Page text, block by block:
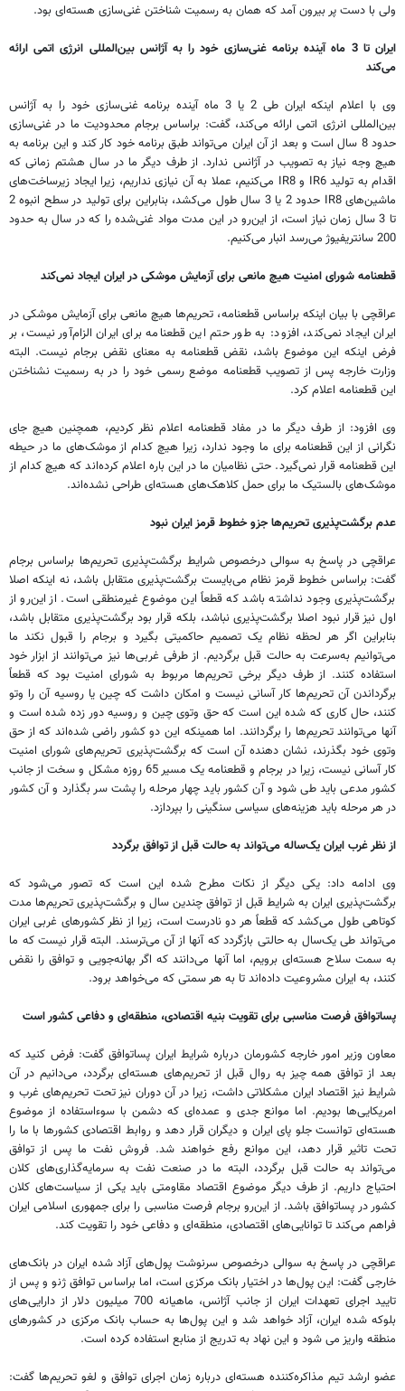
ولی با دست پر بیرون آمد که همان به رسمیت شناختن غنی‌سازی هسته‌ای بود.
ایران تا 3 ماه آینده برنامه غنی‌سازی خود را به آژانس بین‌المللی انرژی اتمی ارائه
می‌کند
وی با اعلام اینکه ایران طی 2 یا 3 ماه آینده برنامه غنی‌سازی خود را به آژانس
بین‌المللی انرژی اتمی ارائه می‌کند، گفت: براساس برجام محدودیت ما در غنی‌سازی
حدود 8 سال است و بعد از آن ایران می‌تواند طبق برنامه خود کار کند و این برنامه به
هیچ وجه نیاز به تصویب در آژانس ندارد. از طرف دیگر ما در سال هشتم زمانی که
اقدام به تولید IR6 و IR8 می‌کنیم، عملا به آن نیازی نداریم، زیرا ایجاد زیرساخت‌های
ماشین‌های IR8 حدود 2 یا 3 سال طول می‌کشد، بنابراین برای تولید در سطح انبوه 2
تا 3 سال زمان نیاز است،‌ از این‌رو در این مدت مواد غنی‌شده را که در سال به حدود
200 سانتریفیوژ می‌رسد انبار می‌کنیم.
قطعنامه شورای امنیت هیچ مانعی برای آزمایش موشکی در ایران ایجاد نمی‌کند
عراقچی با بیان اینکه براساس قطعنامه، تحریم‌ها هیچ مانعی برای آزمایش موشکی در
ایران ایجاد نمی‌کند، افزود: به طور حتم این قطعنامه برای ایران الزام‌آور نیست،‌ بر
فرض اینکه این موضوع باشد، نقض قطعنامه به معنای نقض برجام نیست. البته
وزارت خارجه پس از تصویب قطعنامه موضع رسمی خود را در به رسمیت نشناختن
این قطعنامه اعلام کرد.
وی افزود: از طرف دیگر ما در مفاد قطعنامه اعلام نظر کردیم، همچنین هیچ جای
نگرانی از این قطعنامه برای ما وجود ندارد، زیرا هیچ کدام از موشک‌های ما در حیطه
این قطعنامه قرار نمی‌گیرد. حتی نظامیان ما در این باره اعلام کرده‌اند که هیچ کدام از
موشک‌های بالستیک ما برای حمل کلاهک‌های هسته‌ای طراحی نشده‌اند.
عدم برگشت‌پذیری تحریم‌ها جزو خطوط قرمز ایران نبود
عراقچی در پاسخ به سوالی درخصوص شرایط برگشت‌پذیری تحریم‌ها براساس برجام
گفت: براساس خطوط قرمز نظام می‌بایست برگشت‌پذیری متقابل باشد، نه اینکه اصلا
برگشت‌پذیری وجود نداشته باشد که قطعاً این موضوع غیرمنطقی است. از این‌رو از
اول نیز قرار نبود اصلا برگشت‌پذیری نباشد، بلکه قرار بود برگشت‌پذیری متقابل باشد،
بنابراین اگر هر لحظه نظام یک تصمیم حاکمیتی بگیرد و برجام را قبول نکند ما
می‌توانیم به‌سرعت به حالت قبل برگردیم. از طرفی غربی‌ها نیز می‌توانند از ابزار خود
استفاده کنند. از طرف دیگر برخی تحریم‌ها مربوط به شورای امنیت بود که قطعاً
برگرداندن آن تحریم‌ها کار آسانی نیست و امکان داشت که چین یا روسیه آن را وتو
کنند، حال کاری که شده این است که حق وتوی چین و روسیه دور زده شده است و
آنها می‌توانند تحریم‌ها را برگردانند. اما همینکه این دو کشور راضی شده‌اند که از حق
وتوی خود بگذرند، نشان دهنده آن است که برگشت‌پذیری تحریم‌های شورای امنیت
کار آسانی نیست، زیرا در برجام و قطعنامه یک مسیر 65 روزه مشکل و سخت از جانب
کشور مدعی باید طی شود و آن کشور باید چهار مرحله را پشت‌ سر بگذارد و آن کشور
در هر مرحله باید هزینه‌های سیاسی سنگینی را بپردازد.
از نظر غرب ایران یک‌ساله می‌تواند به حالت قبل از توافق برگردد
وی ادامه داد: یکی دیگر از نکات مطرح شده این است که تصور می‌شود که
برگشت‌پذیری ایران به شرایط قبل از توافق چندین سال و برگشت‌پذیری تحریم‌ها مدت
کوتاهی طول می‌کشد که قطعاً‌ هر دو نادرست است، زیرا از نظر کشورهای غربی ایران
می‌تواند طی یک‌سال به حالتی بازگردد که آنها از آن می‌ترسند. البته قرار نیست که ما
به سمت سلاح هسته‌ای برویم، اما آنها می‌دانند که اگر بهانه‌جویی و توافق را نقض
کنند، به ایران مشروعیت داده‌اند تا به هر سمتی که می‌خواهد برود.
پساتوافق فرصت مناسبی برای تقویت بنیه اقتصادی، منطقه‌ای و دفاعی کشور است
معاون وزیر امور خارجه کشورمان درباره شرایط ایران پساتوافق گفت: فرض کنید که
بعد از توافق همه چیز به روال قبل از تحریم‌های هسته‌ای برگردد، می‌دانیم در آن
شرایط نیز اقتصاد ایران مشکلاتی داشت، زیرا در آن دوران نیز تحت تحریم‌های غرب و
امریکایی‌ها بودیم. اما موانع جدی و عمده‌ای که دشمن با سوءاستفاده از موضوع
هسته‌ای توانست جلو پای ایران و دیگران قرار دهد و روابط اقتصادی کشورها با ما را
تحت تاثیر قرار دهد، این موانع رفع خواهند شد. فروش نفت ما پس از توافق
می‌تواند به حالت قبل برگردد، البته ما در صنعت نفت به سرمایه‌گذاری‌های کلان
احتیاج داریم. از طرف دیگر موضوع اقتصاد مقاومتی باید یکی از سیاست‌های کلان
کشور در پساتوافق باشد. از این‌رو برجام فرصت مناسبی را برای جمهوری اسلامی ایران
فراهم می‌کند تا توانایی‌های اقتصادی، منطقه‌ای و دفاعی خود را تقویت کند.
عراقچی در پاسخ به سوالی درخصوص سرنوشت پول‌های آزاد شده ایران در بانک‌های
خارجی گفت: این پول‌ها در اختیار بانک مرکزی است، اما براساس توافق ژنو و پس از
تایید اجرای تعهدات ایران از جانب آژانس، ماهیانه 700 میلیون دلار از دارایی‌های
بلوکه شده ایران، آزاد خواهد شد و این پول‌ها به حساب بانک مرکزی در کشورهای
منطقه واریز می شود و این نهاد به تدریج از منابع استفاده کرده است.
عضو ارشد تیم مذاکره‌کننده هسته‌ای درباره زمان اجرای توافق و لغو تحریم‌ها گفت: